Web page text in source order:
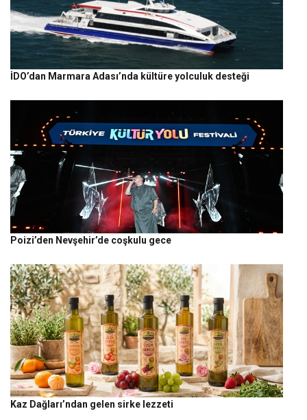
İDO’dan Marmara Adası’nda kültüre yolculuk desteği
Poizi’den Nevşehir’de coşkulu gece
Kaz Dağları’ndan gelen sirke lezzeti